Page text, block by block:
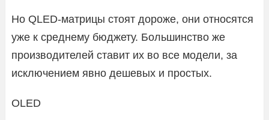
Но QLED‑матрицы стоят дороже, они относятся
уже к среднему бюджету. Большинство же
производителей ставит их во все модели, за
исключением явно дешевых и простых.
OLED